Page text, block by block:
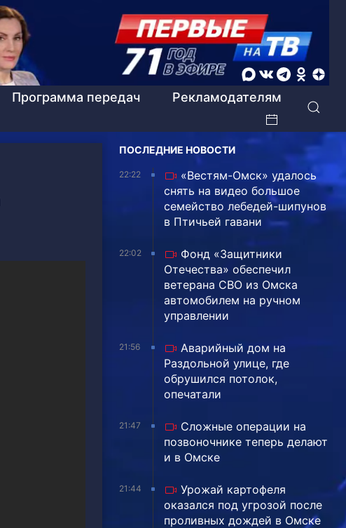
Программа передач
Рекламодателям
ПОСЛЕДНИЕ НОВОСТИ
22:22
«Вестям-Омск» удалось
снять на видео большое
семейство лебедей-шипунов
в Птичьей гавани
22:02
Фонд «Защитники
Отечества» обеспечил
ветерана СВО из Омска
автомобилем на ручном
управлении
21:56
Аварийный дом на
Раздольной улице, где
обрушился потолок,
опечатали
21:47
Сложные операции на
позвоночнике теперь делают
и в Омске
21:44
Урожай картофеля
оказался под угрозой после
проливных дождей в Омске